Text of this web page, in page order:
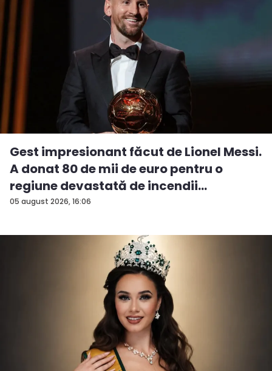
05 august 2026, 16:06
Gest impresionant făcut de Lionel Messi.
A donat 80 de mii de euro pentru o
regiune devastată de incendii